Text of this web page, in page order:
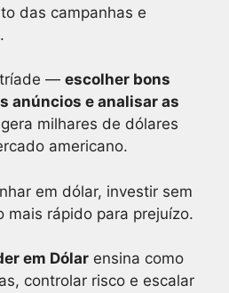
das campanhas e
tríade — escolher bons
anúncios e analisar as
milhares de dólares
americano.
em dólar, investir sem
mais rápido para prejuízo.
em Dólar ensina como
controlar risco e escalar